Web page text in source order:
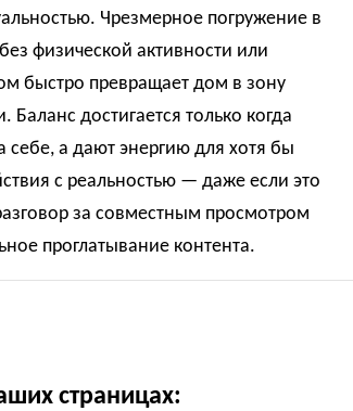
Чрезмерное погружение в
физической активности или
быстро превращает дом в зону
достигается только когда
себе, а дают энергию для хотя бы
с реальностью — даже если это
за совместным просмотром
проглатывание контента.
страницах: